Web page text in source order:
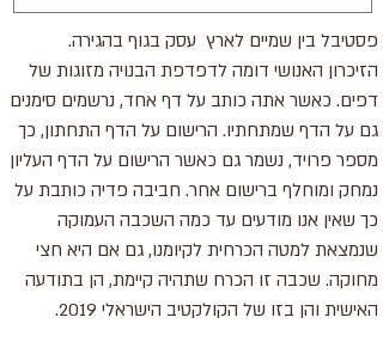
פסטיבל בין שמיים לארץ עסק בגוף בהגירה.
הזיכרון האנושי דומה לדפדפת הבנויה מזוגות של
דפים. כאשר אתה כותב על דף אחד, נרשמים סימנים
גם על הדף שמתחתיו. הרישום על הדף התחתון, כך
מספר פרויד, נשמר גם כאשר הרישום על הדף העליון
נמחק ומוחלף ברישום אחר. חביבה פדיה כותבת על
כך שאין אנו מודעים עד כמה השכבה העמוקה
שנמצאת למטה הכרחית לקיומנו, גם אם היא חצי
מחוקה. שכבה זו הכרח שתהיה קיימת, הן בתודעה
האישית והן בזו של הקולקטיב הישראלי 2019.